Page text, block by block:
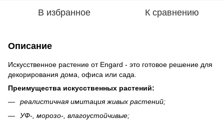
В избранное К сравнению
Описание
Искусственное растение от Engard - это готовое решение для
декорирования дома, офиса или сада.
Преимущества искусственных растений:
реалистичная имитация живых растений;
УФ-, морозо-, влагоустойчивые;